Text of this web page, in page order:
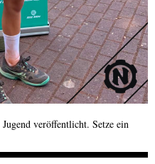
Jugend veröffentlicht. Setze ein